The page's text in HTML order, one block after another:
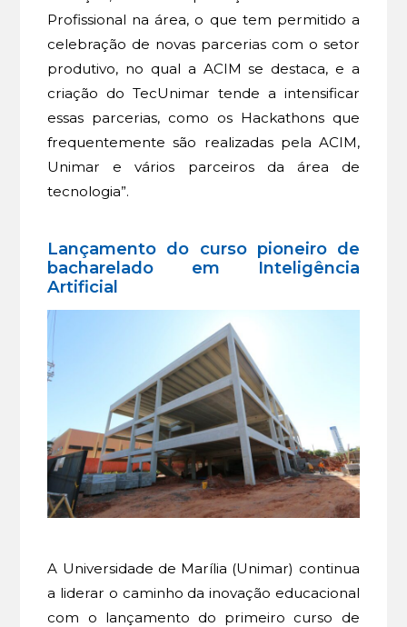
Profissional na área, o que tem permitido a
celebração de novas parcerias com o setor
produtivo, no qual a ACIM se destaca, e a
criação do TecUnimar tende a intensificar
essas parcerias, como os Hackathons que
frequentemente são realizadas pela ACIM,
Unimar e vários parceiros da área de
tecnologia”.
Lançamento do curso pioneiro de
bacharelado em Inteligência
Artificial
A Universidade de Marília (Unimar) continua
a liderar o caminho da inovação educacional
com o lançamento do primeiro curso de